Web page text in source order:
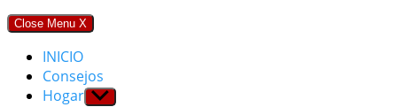
Close Menu X
INICIO
Consejos
Hogar Show